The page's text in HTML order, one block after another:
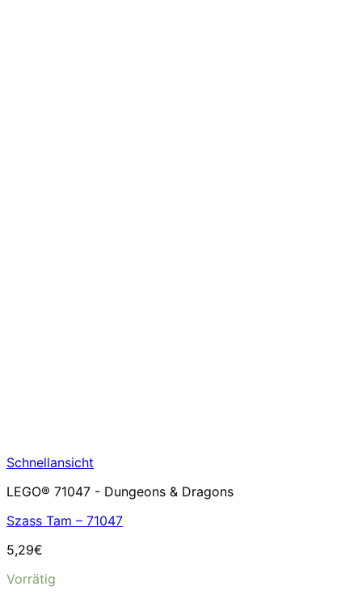
Schnellansicht
LEGO® 71047 - Dungeons & Dragons
Szass Tam – 71047
5,29€
Vorrätig